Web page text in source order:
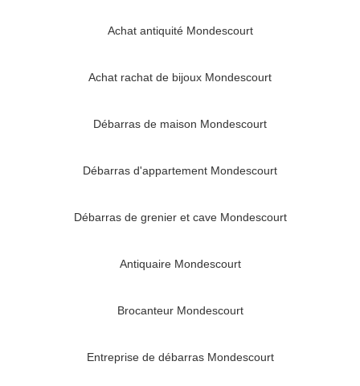
Achat antiquité Mondescourt
Achat rachat de bijoux Mondescourt
Débarras de maison Mondescourt
Débarras d'appartement Mondescourt
Débarras de grenier et cave Mondescourt
Antiquaire Mondescourt
Brocanteur Mondescourt
Entreprise de débarras Mondescourt